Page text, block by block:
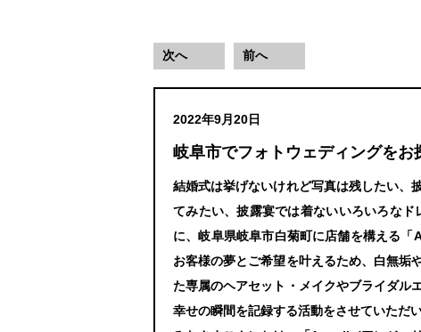
次へ 前へ
2022年9月20日
岐阜市でフォトウェディングを
結婚式は挙げないけれど写真は残したい、
てみたい、披露宴では着ないいろいろな
に、岐阜県岐阜市白菊町に店舗を構える
お客様の夢とご希望を叶えるため、白無垢
た専属のヘアセット・メイクやブライダル
幸せの瞬間を記録する活動をさせていただ